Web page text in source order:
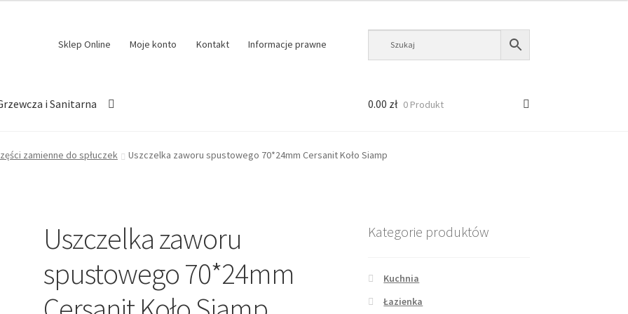
Sklep Online Moje konto Kontakt Informacje prawne
i Sanitarna 0.00 zł 0 Produkt
zamienne do spłuczek Uszczelka zaworu spustowego 70*24mm Cersanit Koło Siamp
Uszczelka zaworu
spustowego 70*24mm
Kategorie produktów
Kuchnia
Łazienka